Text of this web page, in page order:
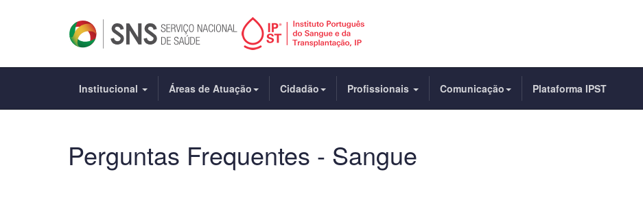
Institucional Áreas de Atuação Cidadão Profissionais Comunicação Plataforma IPST
Perguntas Frequentes - Sangue